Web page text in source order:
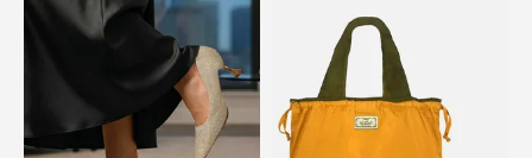
り入れたファッションブランド
LOWO（ロワ）は、アパレルはもちろん、インナ
ー、バッグやシューズ、小物まで、驚くほどリー
ズナブルにラインナップ。